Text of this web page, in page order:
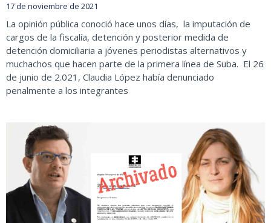
17 de noviembre de 2021
La opinión pública conoció hace unos días, la imputación de
cargos de la fiscalía, detención y posterior medida de
detención domiciliaria a jóvenes periodistas alternativos y
muchachos que hacen parte de la primera línea de Suba. El 26
de junio de 2.021, Claudia López había denunciado
penalmente a los integrantes